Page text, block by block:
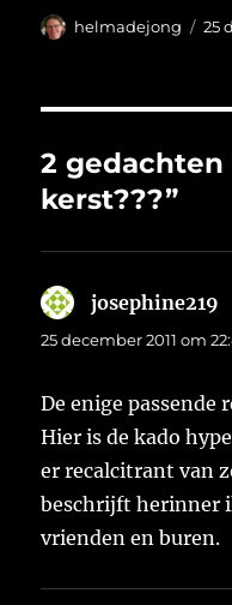
Auteur
helmadejong 25
2 gedachten
kerst???”
josephine219
25 december 2011 om
De enige passende
Hier is de kado
er recalcitrant van
beschrijft herinner
vrienden en buren.